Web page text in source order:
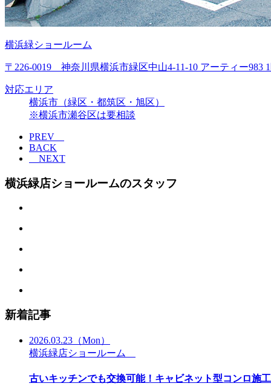
横浜緑ショールーム
〒226-0019 神奈川県横浜市緑区中山4-11-10 アーティー983
対応エリア
横浜市（緑区・都筑区・旭区）
※横浜市瀬谷区は要相談
PREV
BACK
NEXT
横浜緑店ショールームのスタッフ
新着記事
2026.03.23 （Mon）
横浜緑店ショールーム
古いキッチンでも交換可能！キャビネット型コンロ施